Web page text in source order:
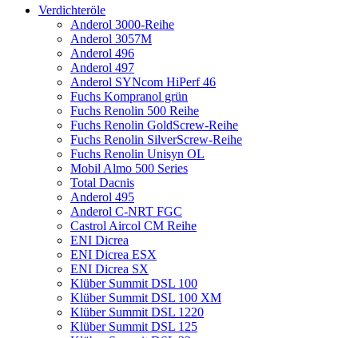
Verdichteröle
Anderol 3000-Reihe
Anderol 3057M
Anderol 496
Anderol 497
Anderol SYNcom HiPerf 46
Fuchs Kompranol grün
Fuchs Renolin 500 Reihe
Fuchs Renolin GoldScrew-Reihe
Fuchs Renolin SilverScrew-Reihe
Fuchs Renolin Unisyn OL
Mobil Almo 500 Series
Total Dacnis
Anderol 495
Anderol C-NRT FGC
Castrol Aircol CM Reihe
ENI Dicrea
ENI Dicrea ESX
ENI Dicrea SX
Klüber Summit DSL 100
Klüber Summit DSL 100 XM
Klüber Summit DSL 1220
Klüber Summit DSL 125